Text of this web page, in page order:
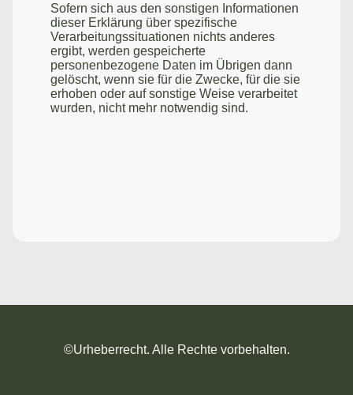
Sofern sich aus den sonstigen Informationen
dieser Erklärung über spezifische
Verarbeitungssituationen nichts anderes
ergibt, werden gespeicherte
personenbezogene Daten im Übrigen dann
gelöscht, wenn sie für die Zwecke, für die sie
erhoben oder auf sonstige Weise verarbeitet
wurden, nicht mehr notwendig sind.
©Urheberrecht. Alle Rechte vorbehalten.